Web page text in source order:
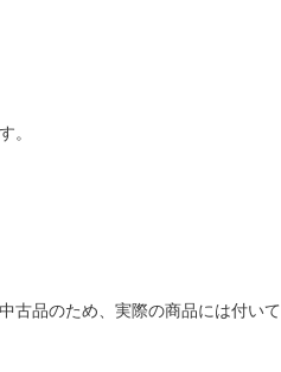
。
古品のため、実際の商品には付いて